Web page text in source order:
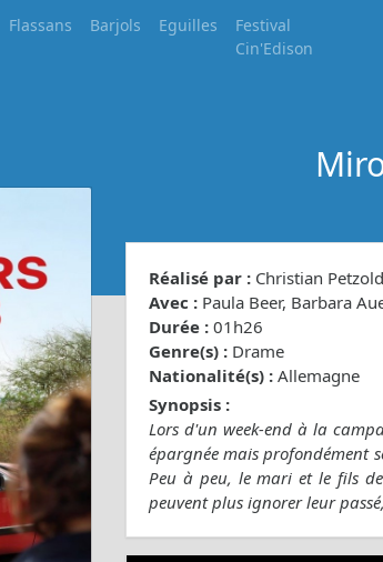
Flassans Barjols Eguilles
Festival
Cin'Edison
Réalisé par : Christian Petzold
Avec : Paula Beer, Barbara
Durée : 01h26
Genre(s) : Drame
Nationalité(s) : Allemagne
Synopsis :
Lors d'un week-end à la
épargnée mais profondément
Peu à peu, le mari et le fils
peuvent plus ignorer leur